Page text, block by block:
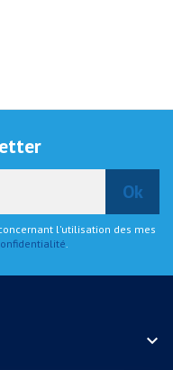
l'utilisation des mes
